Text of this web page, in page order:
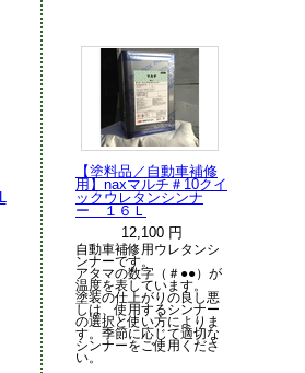
【塗料品／自動車補修
用】naxマルチ＃10クイ
ックウレタンシンナ
ー １６Ｌ
12,100 円
自動車補修用ウレタンシ
ンナーです。
アタマの数字（＃●●）が
温度を表しています。
塗装の仕上がりの良し悪
しは、使用するシンナー
の選択と使い方によりま
す。季節に応じて適切な
シンナーをご使用くださ
い。